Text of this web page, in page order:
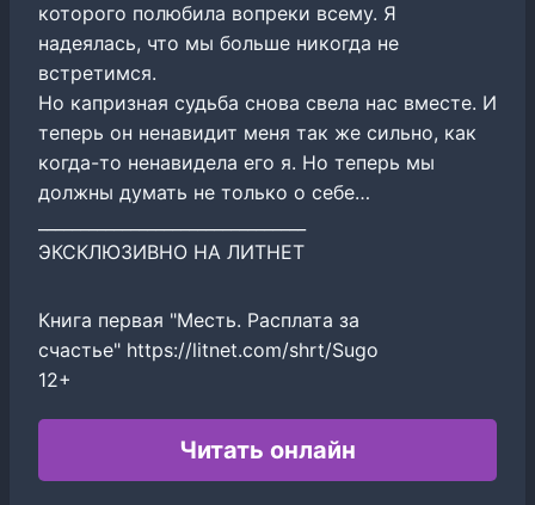
которого полюбила вопреки всему. Я
надеялась, что мы больше никогда не
встретимся.
Но капризная судьба снова свела нас вместе. И
теперь он ненавидит меня так же сильно, как
когда-то ненавидела его я. Но теперь мы
должны думать не только о себе…
ЭКСКЛЮЗИВНО НА ЛИТНЕТ
Книга первая "Месть. Расплата за
счастье" https://litnet.com/shrt/Sugo
12+
Читать онлайн